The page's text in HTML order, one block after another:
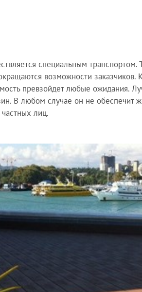
специальным
возможности заказчиков.
превзойдет любые ожидания.
В любом случае он не обеспечит
лиц.